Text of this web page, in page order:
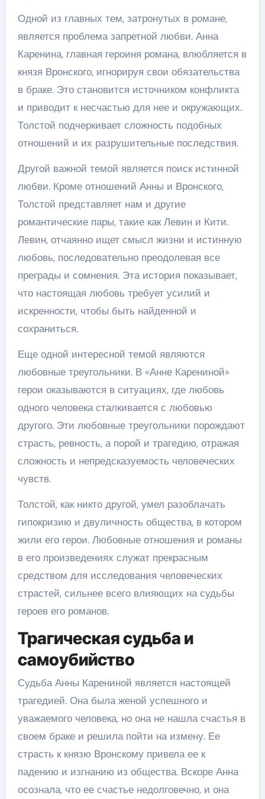
Одной из главных тем, затронутых в романе,
является проблема запретной любви. Анна
Каренина, главная героиня романа, влюбляется в
князя Вронского, игнорируя свои обязательства
в браке. Это становится источником конфликта
и приводит к несчастью для нее и окружающих.
Толстой подчеркивает сложность подобных
отношений и их разрушительные последствия.
Другой важной темой является поиск истинной
любви. Кроме отношений Анны и Вронского,
Толстой представляет нам и другие
романтические пары, такие как Левин и Кити.
Левин, отчаянно ищет смысл жизни и истинную
любовь, последовательно преодолевая все
преграды и сомнения. Эта история показывает,
что настоящая любовь требует усилий и
искренности, чтобы быть найденной и
сохраниться.
Еще одной интересной темой являются
любовные треугольники. В «Анне Карениной»
герои оказываются в ситуациях, где любовь
одного человека сталкивается с любовью
другого. Эти любовные треугольники порождают
страсть, ревность, а порой и трагедию, отражая
сложность и непредсказуемость человеческих
чувств.
Толстой, как никто другой, умел разоблачать
гипокризию и двуличность общества, в котором
жили его герои. Любовные отношения и романы
в его произведениях служат прекрасным
средством для исследования человеческих
страстей, сильнее всего влияющих на судьбы
героев его романов.
Трагическая судьба и
самоубийство
Судьба Анны Карениной является настоящей
трагедией. Она была женой успешного и
уважаемого человека, но она не нашла счастья в
своем браке и решила пойти на измену. Ее
страсть к князю Вронскому привела ее к
падению и изгнанию из общества. Вскоре Анна
осознала, что ее счастье недолговечно, и она